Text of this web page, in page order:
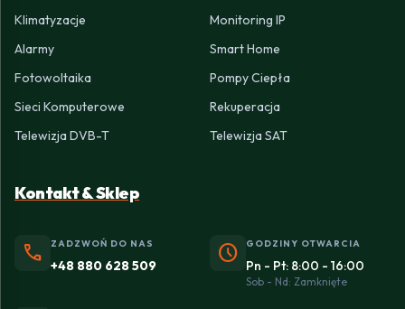
Klimatyzacje
Monitoring IP
Alarmy
Smart Home
Fotowoltaika
Pompy Ciepła
Sieci Komputerowe
Rekuperacja
Telewizja DVB-T
Telewizja SAT
Kontakt & Sklep
phone ZADZWOŃ DO NAS
+48 880 628 509 schedule GODZINY OTWARCIA
Pn - Pt: 8:00 - 16:00
Sob - Nd: Zamknięte